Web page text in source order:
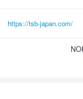
https://tsb-japan.com/